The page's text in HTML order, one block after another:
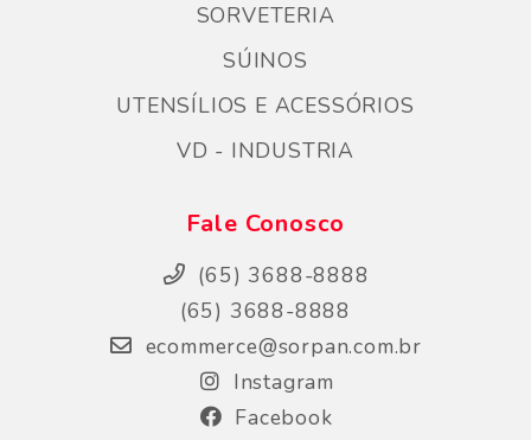
SORVETERIA
SÚINOS
UTENSÍLIOS E ACESSÓRIOS
VD - INDUSTRIA
Fale Conosco
(65) 3688-8888
(65) 3688-8888
ecommerce@sorpan.com.br
Instagram
Facebook